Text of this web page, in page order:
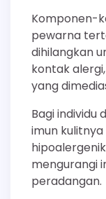
Komponen-
pewarna
dihilangkan
kontak
yang
Bagi individu
imun
mengurangi
peradangan.